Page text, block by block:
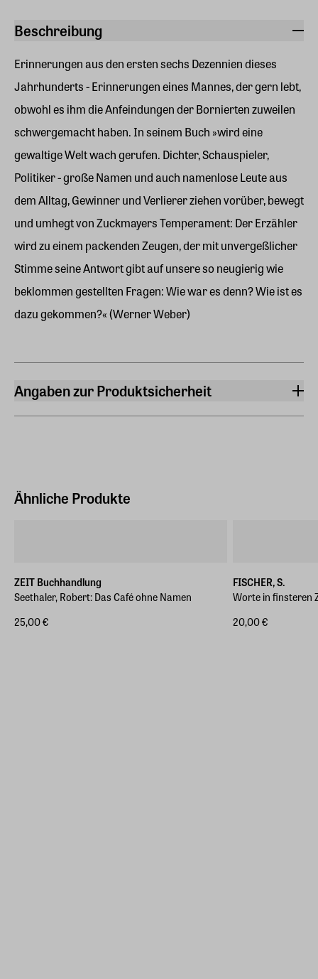
Beschreibung
Erinnerungen aus den ersten sechs Dezennien dieses
Jahrhunderts - Erinnerungen eines Mannes, der gern lebt,
obwohl es ihm die Anfeindungen der Bornierten zuweilen
schwergemacht haben. In seinem Buch »wird eine
gewaltige Welt wach gerufen. Dichter, Schauspieler,
Politiker - große Namen und auch namenlose Leute aus
dem Alltag, Gewinner und Verlierer ziehen vorüber, bewegt
und umhegt von Zuckmayers Temperament: Der Erzähler
wird zu einem packenden Zeugen, der mit unvergeßlicher
Stimme seine Antwort gibt auf unsere so neugierig wie
beklommen gestellten Fragen: Wie war es denn? Wie ist es
dazu gekommen?« (Werner Weber)
Angaben zur Produktsicherheit
Deutschland (EU)
Ähnliche Produkte
ZEIT Buchhandlung
Seethaler, Robert: Das Café ohne Namen
25,00 €
FISCHER, S.
Worte in finsteren
20,00 €